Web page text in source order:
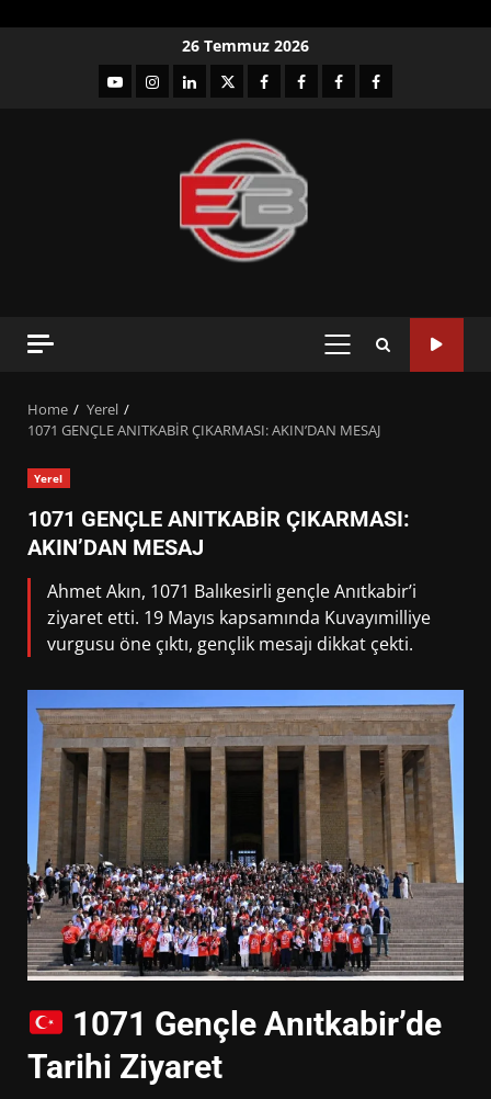
26 Temmuz 2026
YouTubeInstagram
LinkedIntwitterfacebook-Facebook-
Facebook-Facebook-
PRIMARY
Home
Yerel
1071 GENÇLE ANITKABİR ÇIKARMASI: AKIN’DAN MESAJ
Yerel
1071 GENÇLE ANITKABİR ÇIKARMASI:
AKIN’DAN MESAJ
Ahmet Akın, 1071 Balıkesirli gençle Anıtkabir’i
ziyaret etti. 19 Mayıs kapsamında Kuvayımilliye
vurgusu öne çıktı, gençlik mesajı dikkat çekti.
1071 Gençle Anıtkabir’de
Tarihi Ziyaret